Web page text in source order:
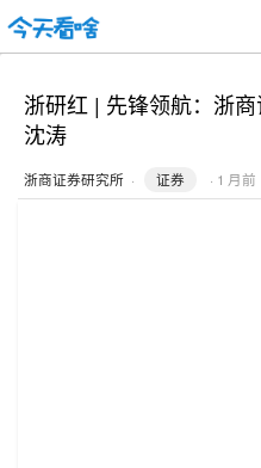
浙研红 | 先锋领航：浙
沈涛
浙商证券研究所 · 证券 · 1 月前